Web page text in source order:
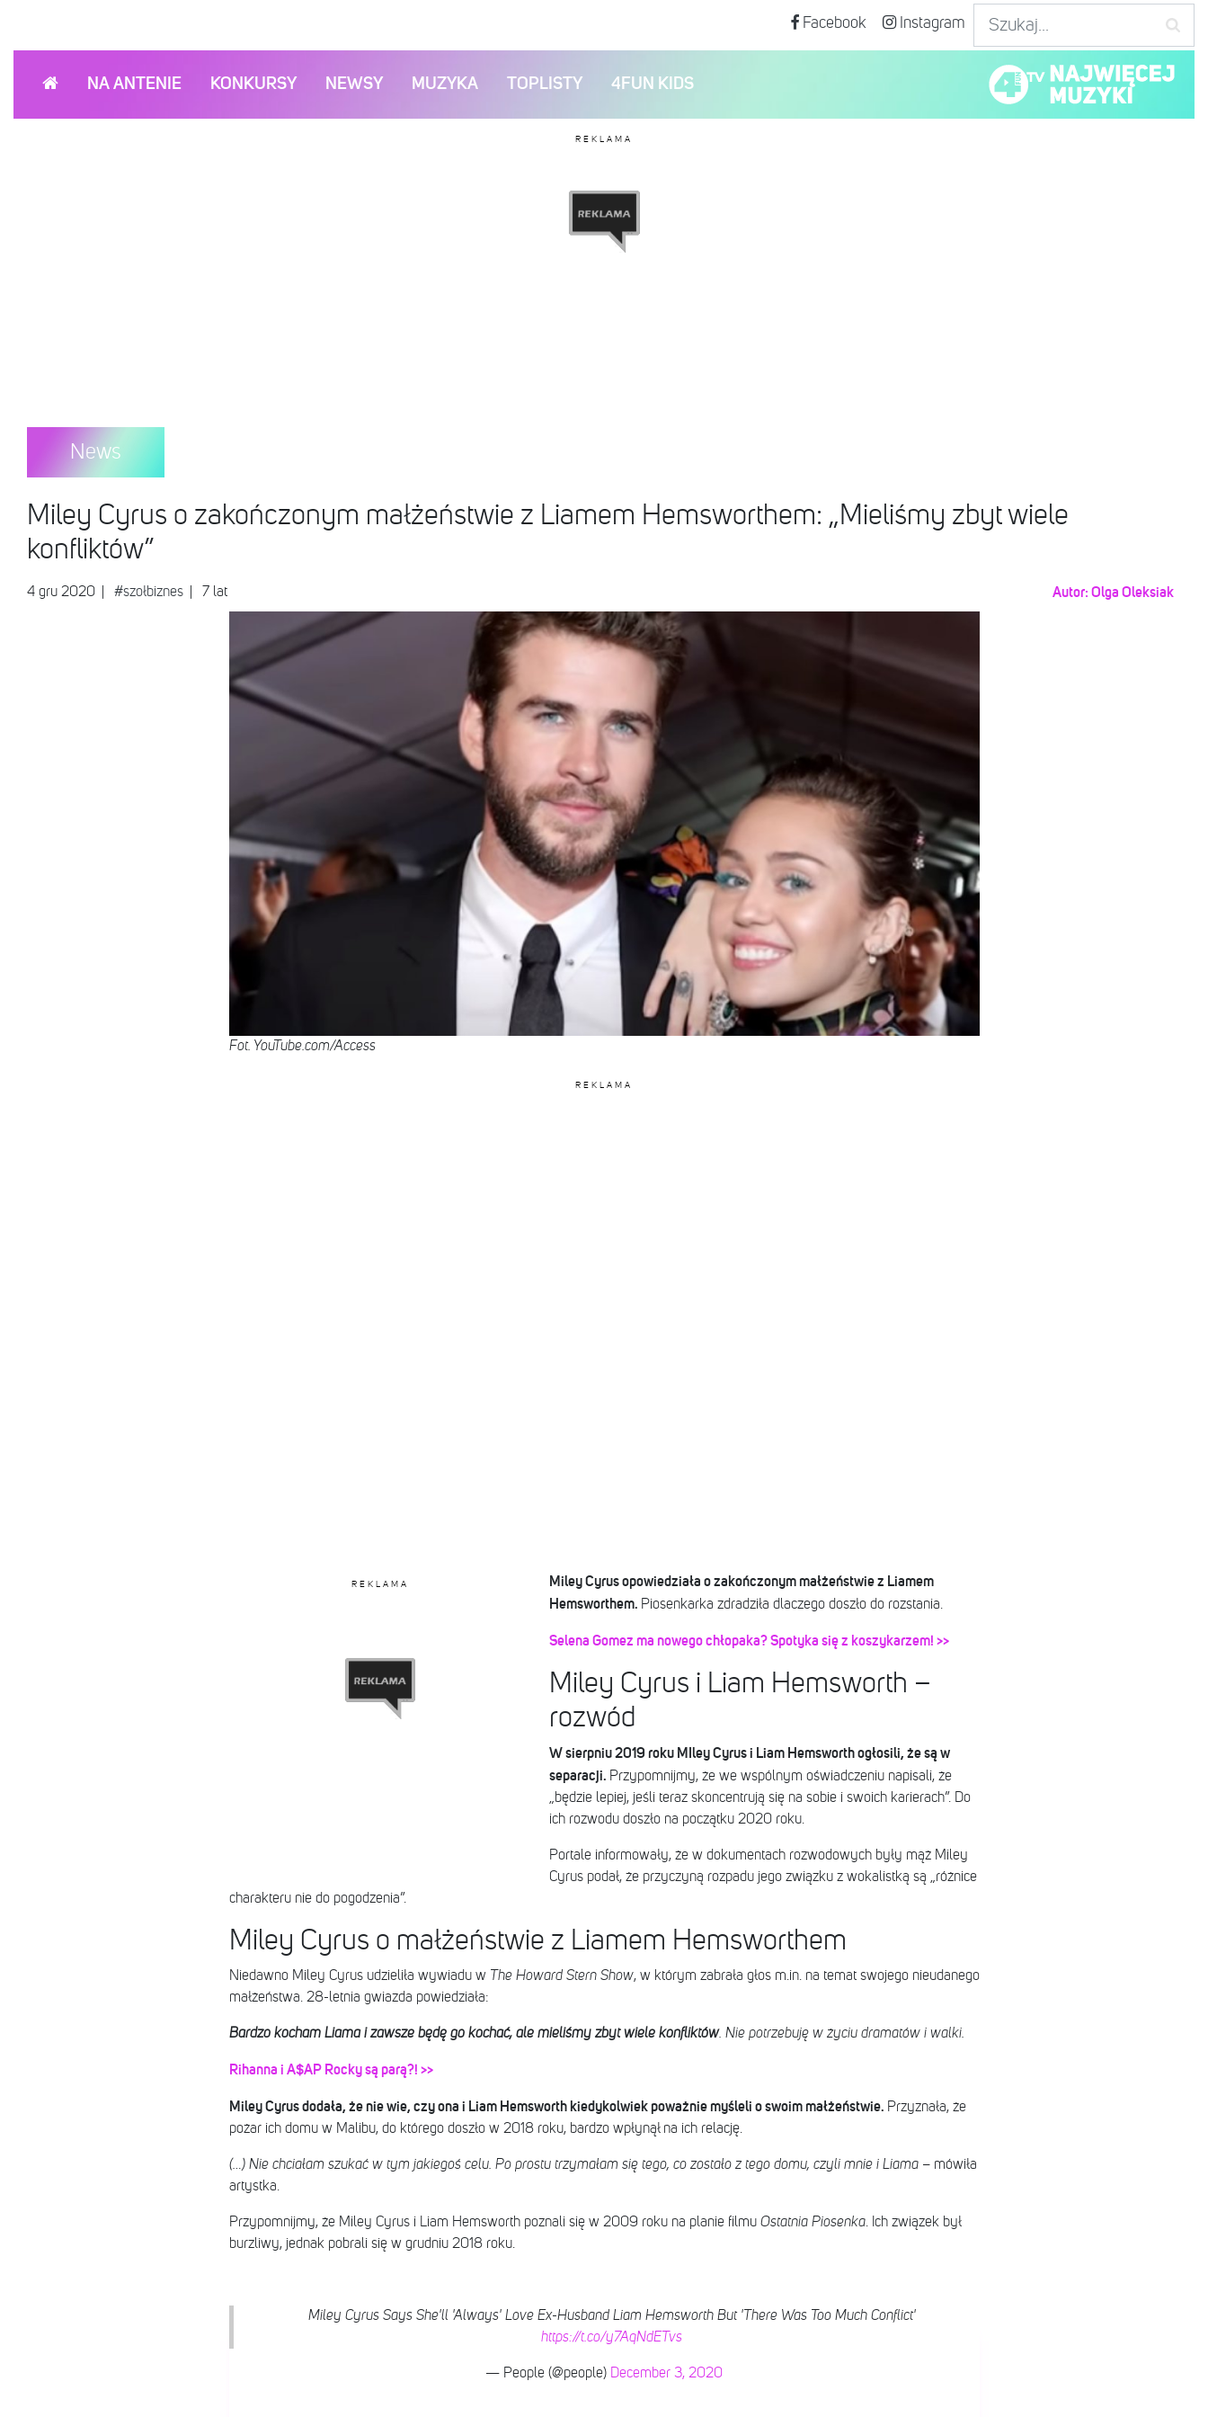
Facebook Instagram
NA ANTENIE KONKURSY NEWSY MUZYKA TOPLISTY 4FUN KIDS
REKLAMA
News
Miley Cyrus o zakończonym małżeństwie z Liamem Hemsworthem: „Mieliśmy zbyt wiele
konfliktów”
4 gru 2020 #szołbiznes | 7 lat Autor: Olga Oleksiak
Fot. YouTube.com/Access
REKLAMA
REKLAMA
Miley Cyrus opowiedziała o zakończonym małżeństwie z Liamem
Hemsworthem. Piosenkarka zdradziła dlaczego doszło do rozstania.
Selena Gomez ma nowego chłopaka? Spotyka się z koszykarzem! >>
Miley Cyrus i Liam Hemsworth –
rozwód
W sierpniu 2019 roku MIley Cyrus i Liam Hemsworth ogłosili, że są w
separacji. Przypomnijmy, że we wspólnym oświadczeniu napisali, że
„będzie lepiej, jeśli teraz skoncentrują się na sobie i swoich karierach”. Do
ich rozwodu doszło na początku 2020 roku.
Portale informowały, że w dokumentach rozwodowych były mąż Miley
Cyrus podał, że przyczyną rozpadu jego związku z wokalistką są „różnice
charakteru nie do pogodzenia”.
Miley Cyrus o małżeństwie z Liamem Hemsworthem
Niedawno Miley Cyrus udzieliła wywiadu w The Howard Stern Show, w którym zabrała głos m.in. na temat swojego nieudanego
małżeństwa. 28-letnia gwiazda powiedziała:
Bardzo kocham Liama i zawsze będę go kochać, ale mieliśmy zbyt wiele konfliktów. Nie potrzebuję w życiu dramatów i walki.
Rihanna i A$AP Rocky są parą?! >>
Miley Cyrus dodała, że nie wie, czy ona i Liam Hemsworth kiedykolwiek poważnie myśleli o swoim małżeństwie. Przyznała, że
pożar ich domu w Malibu, do którego doszło w 2018 roku, bardzo wpłynął na ich relację.
(…) Nie chciałam szukać w tym jakiegoś celu. Po prostu trzymałam się tego, co zostało z tego domu, czyli mnie i Liama – mówiła
artystka.
Przypomnijmy, że Miley Cyrus i Liam Hemsworth poznali się w 2009 roku na planie filmu Ostatnia Piosenka. Ich związek był
burzliwy, jednak pobrali się w grudniu 2018 roku.
Miley Cyrus Says She'll 'Always' Love Ex-Husband Liam Hemsworth But 'There Was Too Much Conflict'​
https://t.co/y7AqNdETvs
— People (@people) December 3, 2020